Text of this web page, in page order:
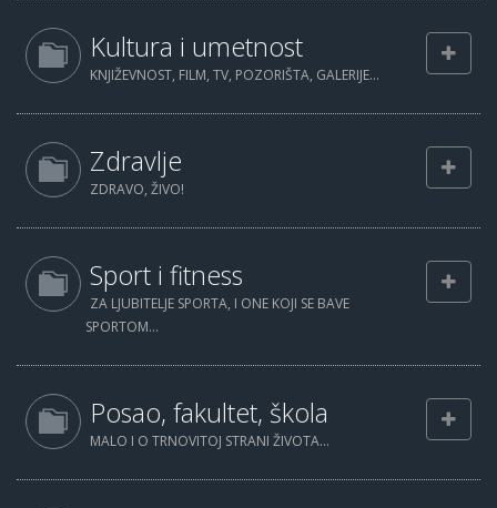
Kultura i umetnost
KNJIŽEVNOST, FILM, TV, POZORIŠTA, GALERIJE...
Zdravlje
ZDRAVO, ŽIVO!
Sport i fitness
ZA LJUBITELJE SPORTA, I ONE KOJI SE BAVE
SPORTOM...
Posao, fakultet, škola
MALO I O TRNOVITOJ STRANI ŽIVOTA...